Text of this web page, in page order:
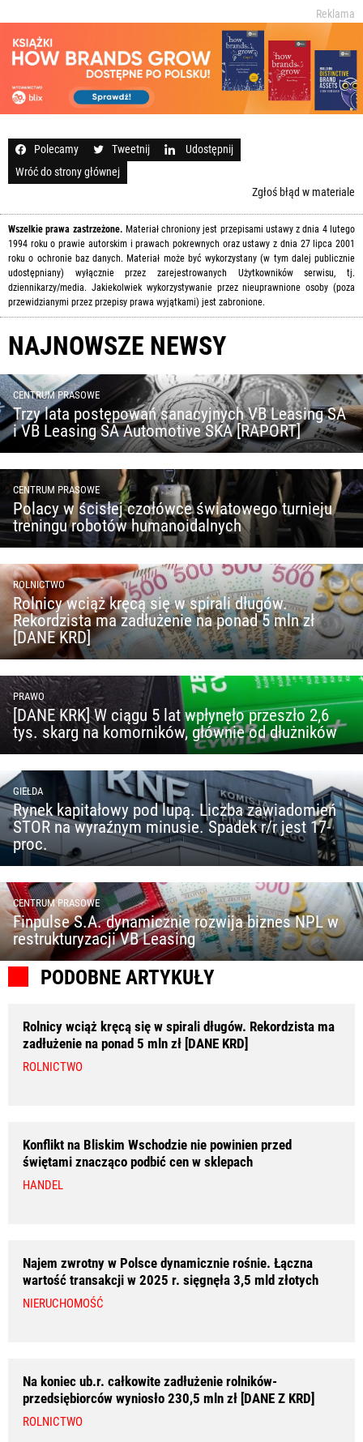
Reklama
Polecamy Tweetnij
Udostępnij
Wróć do strony głównej
Zgłoś błąd w materiale
Wszelkie prawa zastrzeżone. Materiał chroniony jest przepisami ustawy z dnia 4 lutego
1994 roku o prawie autorskim i prawach pokrewnych oraz ustawy z dnia 27 lipca 2001
roku o ochronie baz danych. Materiał może być wykorzystany (w tym dalej publicznie
udostępniany) wyłącznie przez zarejestrowanych Użytkowników serwisu, tj.
dziennikarzy/media. Jakiekolwiek wykorzystywanie przez nieuprawnione osoby (poza
przewidzianymi przez przepisy prawa wyjątkami) jest zabronione.
NAJNOWSZE NEWSY
CENTRUM PRASOWE
Trzy lata postępowań sanacyjnych VB Leasing SA
i VB Leasing SA Automotive SKA [RAPORT]
CENTRUM PRASOWE
Polacy w ścisłej czołówce światowego turnieju
treningu robotów humanoidalnych
ROLNICTWO
Rolnicy wciąż kręcą się w spirali długów.
Rekordzista ma zadłużenie na ponad 5 mln zł
[DANE KRD]
PRAWO
[DANE KRK] W ciągu 5 lat wpłynęło przeszło 2,6
tys. skarg na komorników, głównie od dłużników
GIEŁDA
Rynek kapitałowy pod lupą. Liczba zawiadomień
STOR na wyraźnym minusie. Spadek r/r jest 17-
proc.
CENTRUM PRASOWE
Finpulse S.A. dynamicznie rozwija biznes NPL w
restrukturyzacji VB Leasing
PODOBNE ARTYKUŁY
Rolnicy wciąż kręcą się w spirali długów. Rekordzista ma
zadłużenie na ponad 5 mln zł [DANE KRD]
ROLNICTWO
Konflikt na Bliskim Wschodzie nie powinien przed
świętami znacząco podbić cen w sklepach
HANDEL
Najem zwrotny w Polsce dynamicznie rośnie. Łączna
wartość transakcji w 2025 r. sięgnęła 3,5 mld złotych
NIERUCHOMOŚĆ
Na koniec ub.r. całkowite zadłużenie rolników-
przedsiębiorców wyniosło 230,5 mln zł [DANE Z KRD]
ROLNICTWO